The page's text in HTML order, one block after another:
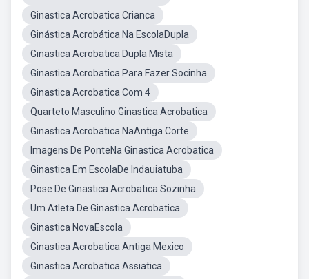
Ginastica Acrobatica Crianca
Ginástica Acrobática Na EscolaDupla
Ginastica Acrobatica Dupla Mista
Ginastica Acrobatica Para Fazer Socinha
Ginastica Acrobatica Com 4
Quarteto Masculino Ginastica Acrobatica
Ginastica Acrobatica NaAntiga Corte
Imagens De PonteNa Ginastica Acrobatica
Ginastica Em EscolaDe Indauiatuba
Pose De Ginastica Acrobatica Sozinha
Um Atleta De Ginastica Acrobatica
Ginastica NovaEscola
Ginastica Acrobatica Antiga Mexico
Ginastica Acrobatica Assiatica